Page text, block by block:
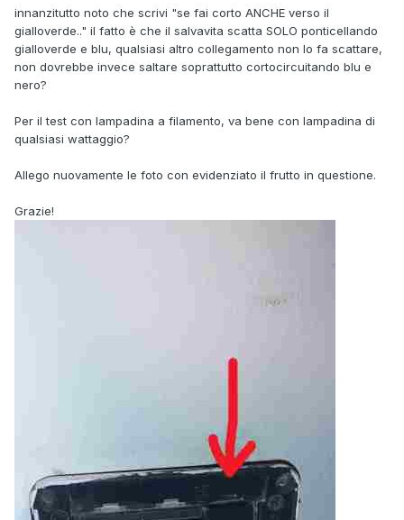
SE è così segui quello che ti ho detto.. la seconda lampada
che ti ho detto di usare DEVE essere a filamento.. serve per
non fare cortocircuito e di conseguenza a non far scattare
il salvavita
innanzitutto noto che scrivi "se fai corto ANCHE verso il
gialloverde.." il fatto è che il salvavita scatta SOLO ponticellando
gialloverde e blu, qualsiasi altro collegamento non lo fa scattare,
non dovrebbe invece saltare soprattutto cortocircuitando blu e
nero?
Per il test con lampadina a filamento, va bene con lampadina di
qualsiasi wattaggio?
Allego nuovamente le foto con evidenziato il frutto in questione.
Grazie!